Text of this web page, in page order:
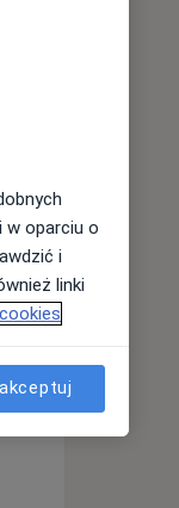
Pon,
10 Sie
w oparciu o
i
linki